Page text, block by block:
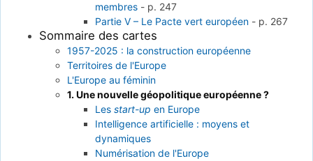
membres - p. 247
Partie V – Le Pacte vert européen - p. 267
Sommaire des cartes
1957-2025 : la construction européenne
Territoires de l'Europe
L'Europe au féminin
1. Une nouvelle géopolitique européenne ?
Les start-up en Europe
Intelligence artificielle : moyens et
dynamiques
Numérisation de l'Europe